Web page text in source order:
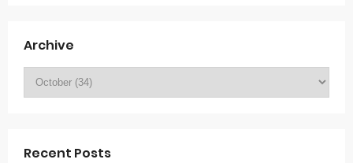
Archive
Recent Posts